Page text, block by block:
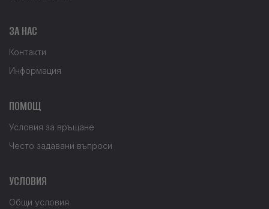
ЗА НАС
Контакти
Информация
ПОМОЩ
Условия за връщане
Често задавани въпроси
УСЛОВИЯ
Общи условия